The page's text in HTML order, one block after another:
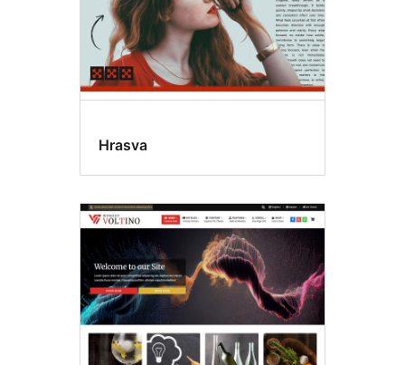
Hrasva